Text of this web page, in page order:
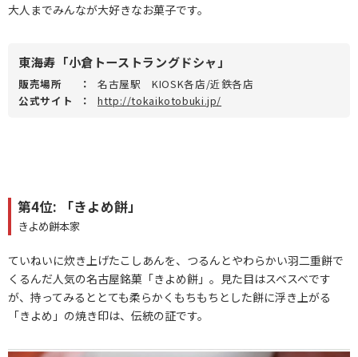
大人までみんなが大好きなお菓子です。
東海寿「小倉トーストラングドシャ」
販売場所 ：
名古屋駅 KIOSK各店/近鉄各店
公式サイト
： http://tokaikotobuki.jp/
第4位: 「きよめ餅」
きよめ餅本家
ていねいに炊き上げたこしあんを、つるんとやわらかい羽二重餅で
くるんだ人気の名古屋銘菓「きよめ餅」。見た目はスベスベです
が、持ってみるととても柔らかくもちもちとした餅に浮き上がる
「きよめ」の焼き印は、伝統の証です。